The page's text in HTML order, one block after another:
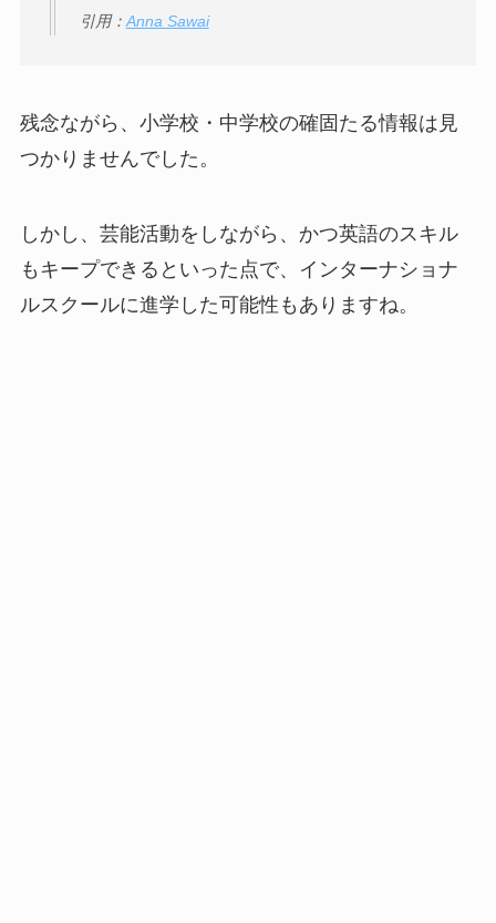
引用：Anna Sawai
残念ながら、小学校・中学校の確固たる情報は見
つかりませんでした。
しかし、芸能活動をしながら、かつ英語のスキル
もキープできるといった点で、インターナショナ
ルスクールに進学した可能性もありますね。